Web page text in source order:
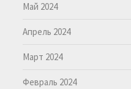
Май 2024
Апрель 2024
Март 2024
Февраль 2024